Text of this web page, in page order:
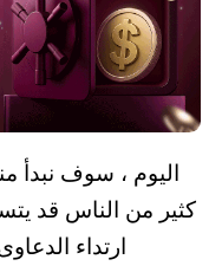
اليوم ، سوف نبدأ
كثير من الناس قد
ارتداء